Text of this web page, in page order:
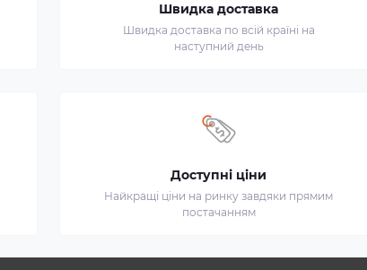
Швидка доставка
Швидка доставка по всій країні на
наступний день
Доступні ціни
Найкращі ціни на ринку завдяки прямим
постачанням